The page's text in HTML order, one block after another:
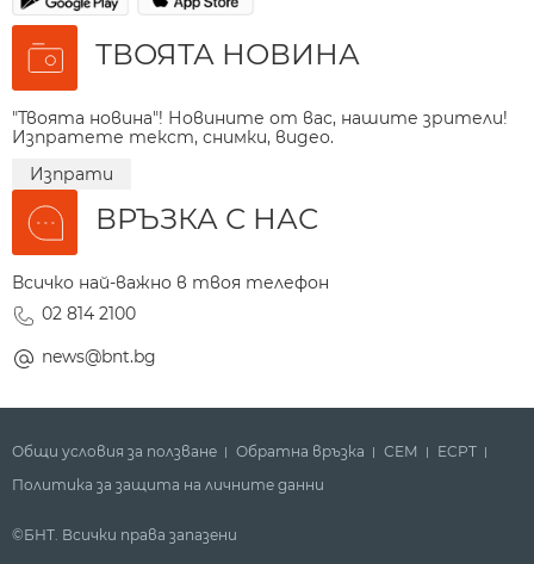
ТВОЯТА НОВИНА
"Твоята новина"! Новините от вас, нашите зрители!
Изпратете текст, снимки, видео.
Изпрати
ВРЪЗКА С НАС
Всичко най-важно в твоя телефон
02 814 2100
news@bnt.bg
Общи условия за ползване Обратна връзка СЕМ
ECPT
Политика за защита на личните данни
©БНТ. Всички права запазени